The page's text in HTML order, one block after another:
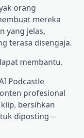
orang
mereka
yang jelas,
terasa disengaja.
membantu.
Podcastle
profesional
bersihkan
diposting –